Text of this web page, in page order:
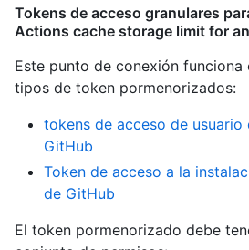
Tokens de acceso granulares
Actions cache storage limit for
Este punto de conexión funciona
tipos de token pormenorizados:
tokens de acceso de
GitHub
Token de acceso a la
de GitHub
El token pormenorizado debe